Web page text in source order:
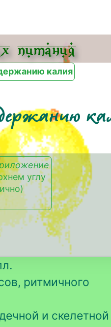
питания
калия
углу
ритмичного
и скелетной